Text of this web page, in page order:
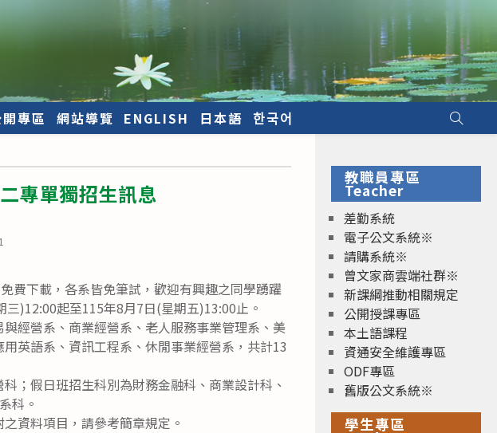
專區 網站導覽 ENGLISH 日本語 한국어
專單獨招生訊息
費下載，各系皆免筆試，歡迎有興趣之同學踴躍
)12:00起至115年8月7日(星期五)13:00止。
經營系、商業經營系、老人服務事業管理系、美
英語系、資訊工程系、休閒事業經營系，共計13
；假日班招生科別為財務金融科、商業設計科、
科。
資料項目，請參考簡章規定。
教職員專區
Teacher
差勤系統
電子公文系統※
請購系統※
曾文家商雲端社群※
新課綱推動相關規定
公開授課專區
本土語課程
資通安全維護專區
ODF專區
舊版公文系統※
學生專區